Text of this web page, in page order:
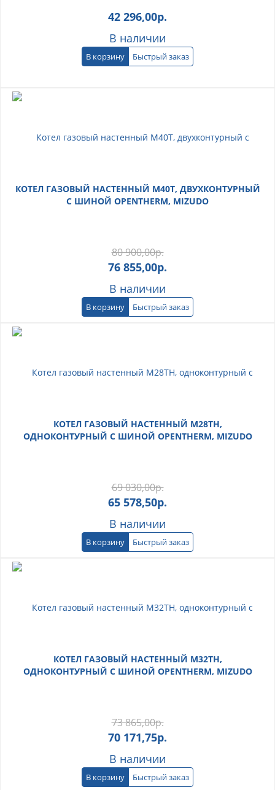
42 296,00р.
В наличии
В корзину Быстрый заказ
КОТЕЛ ГАЗОВЫЙ НАСТЕННЫЙ M40T, ДВУХКОНТУРНЫЙ
С ШИНОЙ OPENTHERM, MIZUDO
80 900,00р.
76 855,00р.
В наличии
В корзину Быстрый заказ
КОТЕЛ ГАЗОВЫЙ НАСТЕННЫЙ M28TH,
ОДНОКОНТУРНЫЙ С ШИНОЙ OPENTHERM, MIZUDO
69 030,00р.
65 578,50р.
В наличии
В корзину Быстрый заказ
КОТЕЛ ГАЗОВЫЙ НАСТЕННЫЙ M32TH,
ОДНОКОНТУРНЫЙ С ШИНОЙ OPENTHERM, MIZUDO
73 865,00р.
70 171,75р.
В наличии
В корзину Быстрый заказ